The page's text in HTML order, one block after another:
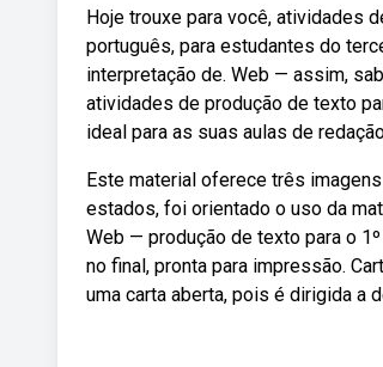
Hoje trouxe para você, atividades
português, para estudantes do
interpretação de. Web — assim,
atividades de produção de texto
ideal para as suas aulas de
Este material oferece três
estados, foi orientado o uso da
Web — produção de texto para o
no final, pronta para impressão.
uma carta aberta, pois é dirigida a